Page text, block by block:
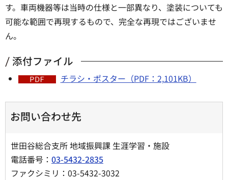
す。車両機器等は当時の仕様と一部異なり、塗装についても
可能な範囲で再現するもので、完全な再現ではございませ
ん。
添付ファイル
チラシ・ポスター（PDF：2,101KB）
お問い合わせ先
世田谷総合支所 地域振興課 生涯学習・施設
電話番号： 03-5432-2835
ファクシミリ：03-5432-3032